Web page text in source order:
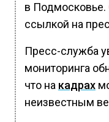
в Подмосковье.
ссылкой на
Пресс-служба
мониторинга
что на кадрах
неизвестным